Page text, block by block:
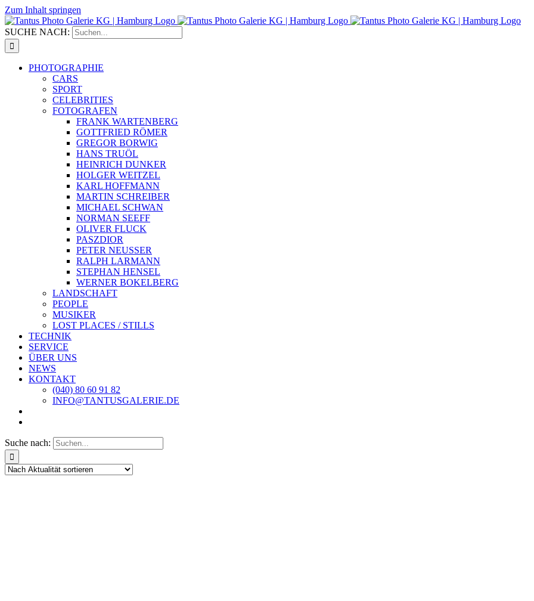
Zum Inhalt springen
SUCHE NACH:
PHOTOGRAPHIE
CARS
SPORT
CELEBRITIES
FOTOGRAFEN
FRANK WARTENBERG
GOTTFRIED RÖMER
GREGOR BORWIG
HANS TRUÖL
HEINRICH DUNKER
HOLGER WEITZEL
KARL HOFFMANN
MARTIN SCHREIBER
MICHAEL SCHWAN
NORMAN SEEFF
OLIVER FLUCK
PASZDIOR
PETER NEUSSER
RALPH LARMANN
STEPHAN HENSEL
WERNER BOKELBERG
LANDSCHAFT
PEOPLE
MUSIKER
LOST PLACES / STILLS
TECHNIK
SERVICE
ÜBER UNS
NEWS
KONTAKT
(040) 80 60 91 82
INFO@TANTUSGALERIE.DE
Suche nach: